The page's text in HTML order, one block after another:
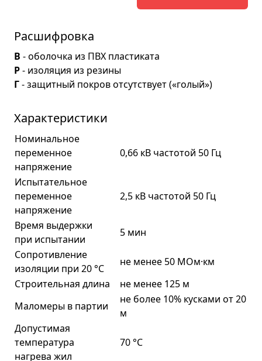
Расшифровка
В - оболочка из ПВХ пластиката
Р- изоляция из резины
Г- защитный покров отсутствует («голый»)
Характеристики
Номинальное
переменное
напряжение
0,66 кВ частотой 50 Гц
Испытательное
переменное
напряжение
2,5 кВ частотой 50 Гц
Время выдержки
при испытании
5 мин
Сопротивление
изоляции при 20 °С
не менее 50 МОм·км
Строительная длина
не менее 125 м
Маломеры в партии
не более 10% кусками от 20
м
Допустимая
температура
нагрева жил
70 °C